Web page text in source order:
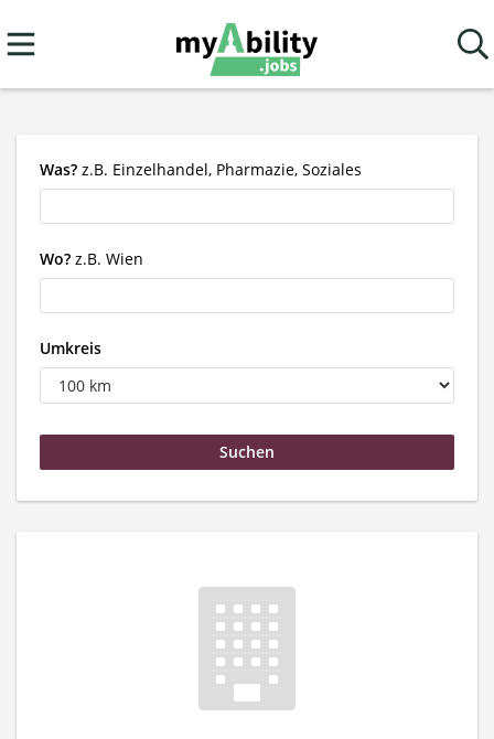
Was? z.B. Einzelhandel, Pharmazie, Soziales
Wo? z.B. Wien
Umkreis